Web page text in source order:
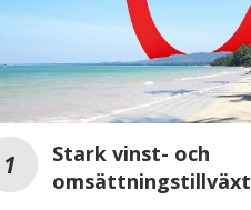
Stark vinst- och
omsättningstillväxt